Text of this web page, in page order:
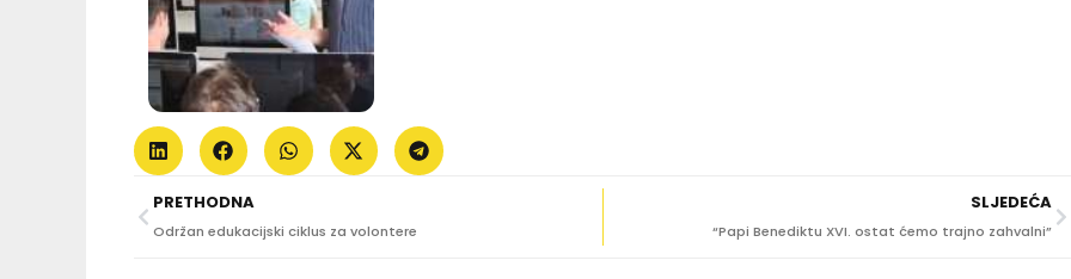
PRETHODNA
Održan edukacijski ciklus za volontere
SLJEDEĆA
“Papi Benediktu XVI. ostat ćemo trajno zahvalni”